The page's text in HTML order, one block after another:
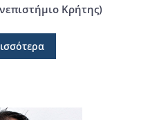
Κρήτης)